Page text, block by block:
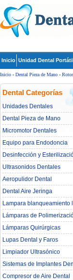
Inicio Unidad Dental
Inicio - Dental Pieza de Mano -
Dental Categorías
Unidades Dentales
Dental Pieza de Mano
Micromotor Dentales
Equipo para Endodoncia
Desinfección y
Ultrasonidos Dentales
Aeropulidor Dental
Dental Aire Jeringa
Lampara blanqueamiento
dental
Lámparas de
Lámparas Quirúrgicas
Lupas Dental y Faros
Limpiador Ultrasónico
Sistemas de Implantes
Compresor de Aire Dental